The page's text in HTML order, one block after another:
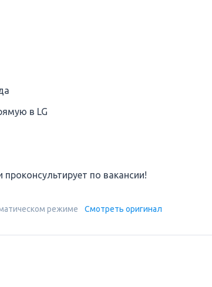
в LG
по вакансии!
режиме Смотреть оригинал